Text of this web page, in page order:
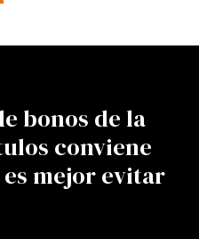
bonos de la
conviene
mejor evitar